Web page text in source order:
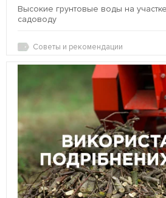
Высокие грунтовые воды на
садоводу
Советы и рекомендации